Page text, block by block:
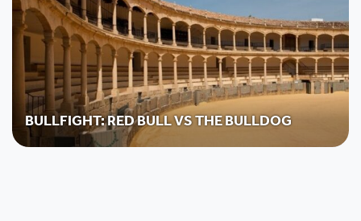
BULLFIGHT: RED BULL VS THE BULLDOG